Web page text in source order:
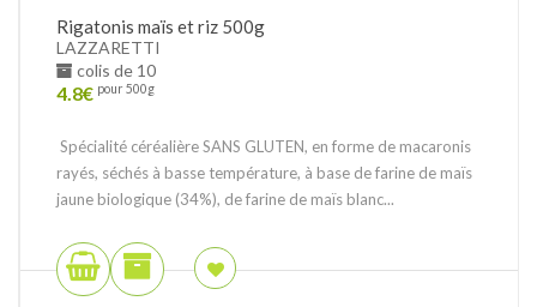
Rigatonis maïs et riz 500g
LAZZARETTI
colis de 10
4.8€ pour 500g
Spécialité céréalière SANS GLUTEN, en forme de macaronis
rayés, séchés à basse température, à base de farine de maïs
jaune biologique (34%), de farine de maïs blanc...